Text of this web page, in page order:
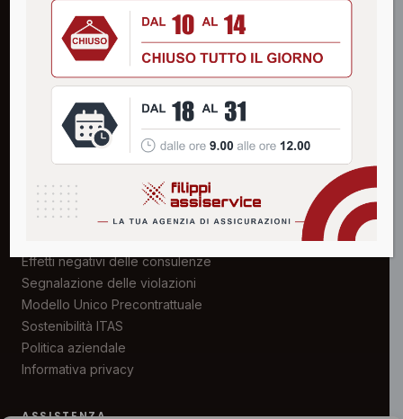
SERVIZI
Aziende e Professionisti
Privati
Certificazioni
Numeri Utili
AREA TRASPARENZA
Struttura organizzativa
Effetti negativi delle consulenze
Segnalazione delle violazioni
Modello Unico Precontrattuale
Sostenibilità ITAS
Politica aziendale
Informativa privacy
ASSISTENZA